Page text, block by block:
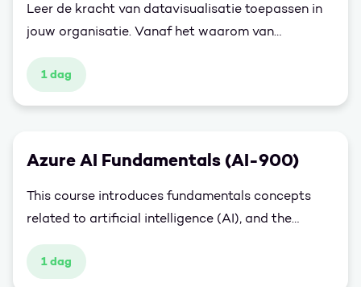
Leer de kracht van datavisualisatie toepassen in
jouw organisatie. Vanaf het waarom van
visualiseren tot het nadenken over passende
grafieken en stijlen in deze ééndaagse training leg
1 dag
Azure AI Fundamentals (AI-900)
This course introduces fundamentals concepts
related to artificial intelligence (AI), and the
services in Microsoft Azure that can be used to
create AI solutions. The course is not designed to
1 dag